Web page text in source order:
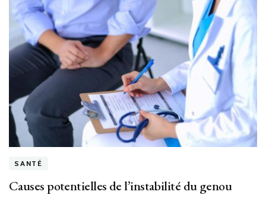
SANTÉ
Causes potentielles de l’instabilité du genou